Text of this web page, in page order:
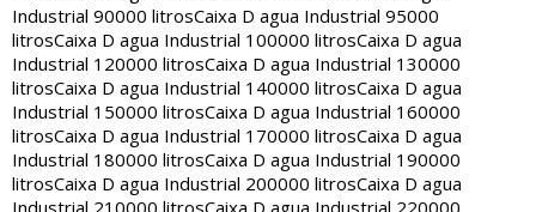
Industrial 90000 litrosCaixa D agua Industrial 95000
litrosCaixa D agua Industrial 100000 litrosCaixa D agua
Industrial 120000 litrosCaixa D agua Industrial 130000
litrosCaixa D agua Industrial 140000 litrosCaixa D agua
Industrial 150000 litrosCaixa D agua Industrial 160000
litrosCaixa D agua Industrial 170000 litrosCaixa D agua
Industrial 180000 litrosCaixa D agua Industrial 190000
litrosCaixa D agua Industrial 200000 litrosCaixa D agua